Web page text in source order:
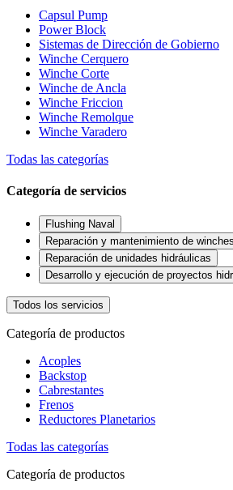
Capsul Pump
Power Block
Sistemas de Dirección de Gobierno
Winche Cerquero
Winche Corte
Winche de Ancla
Winche Friccion
Winche Remolque
Winche Varadero
Todas las categorías
Categoría de servicios
Flushing Naval
Reparación y mantenimiento de winches
Reparación de unidades hidráulicas
Todos los servicios
Categoría de productos
Acoples
Backstop
Cabrestantes
Frenos
Reductores Planetarios
Todas las categorías
Categoría de productos